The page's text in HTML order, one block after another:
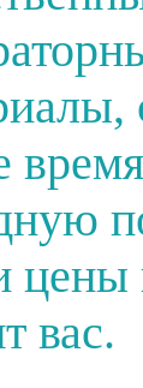
вас.